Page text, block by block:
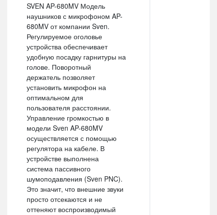
SVEN AP-680MV Модель
наушников с микрофоном AP-
680MV от компании Sven.
Регулируемое оголовье
устройства обеспечивает
удобную посадку гарнитуры на
голове. Поворотный
держатель позволяет
установить микрофон на
оптимальном для
пользователя расстоянии.
Управление громкостью в
модели Sven AP-680MV
осуществляется с помощью
регулятора на кабеле. В
устройстве выполнена
система пассивного
шумоподавления (Sven PNC).
Это значит, что внешние звуки
просто отсекаются и не
оттеняют воспроизводимый